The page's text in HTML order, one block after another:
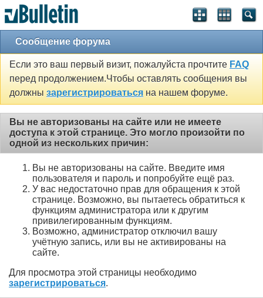
Сообщение форума
Если это ваш первый визит, пожалуйста прочтите FAQ
перед продолжением.Чтобы оставлять сообщения вы
должны зарегистрироваться на нашем форуме.
Вы не авторизованы на сайте или не имеете
доступа к этой странице. Это могло произойти по
одной из нескольких причин:
Вы не авторизованы на сайте. Введите имя
пользователя и пароль и попробуйте ещё раз.
У вас недостаточно прав для обращения к этой
странице. Возможно, вы пытаетесь обратиться к
функциям администратора или к другим
привилегированным функциям.
Возможно, администратор отключил вашу
учётную запись, или вы не активированы на
сайте.
Для просмотра этой страницы необходимо
зарегистрироваться.